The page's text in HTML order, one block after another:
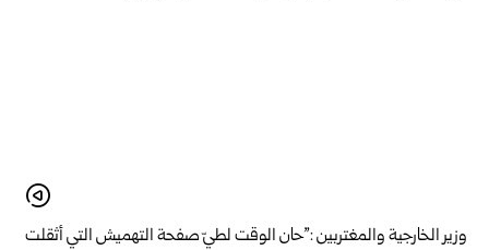
وزير الخارجية والمغتربين :”حان الوقت لطيّ صفحة التهميش التي أثقلت